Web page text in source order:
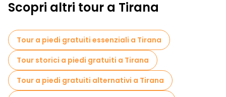
Scopri altri tour a Tirana
Tour a piedi gratuiti essenziali a Tirana
Tour storici a piedi gratuiti a Tirana
Tour a piedi gratuiti alternativi a Tirana